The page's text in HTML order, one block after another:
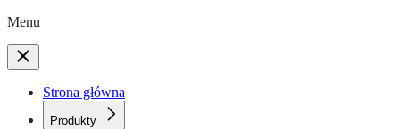
Menu
Strona główna
Produkty